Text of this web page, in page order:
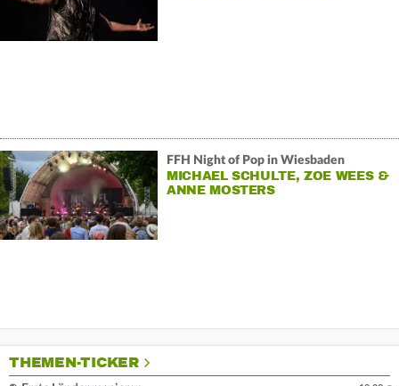
FFH Night of Pop in Wiesbaden
MICHAEL SCHULTE, ZOE WEES &
ANNE MOSTERS
THEMEN-TICKER